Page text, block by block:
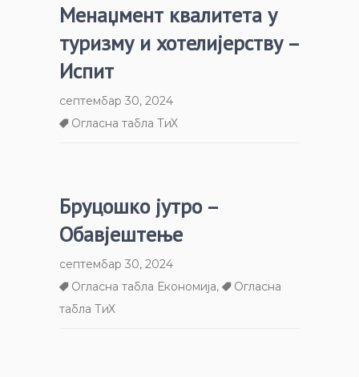
Менаџмент квалитета у
туризму и хотелијерству –
Испит
септембар 30, 2024
Огласна табла ТиХ
Бруцошко јутро –
Обавјештење
септембар 30, 2024
Огласна табла Економија,
Огласна
табла ТиХ